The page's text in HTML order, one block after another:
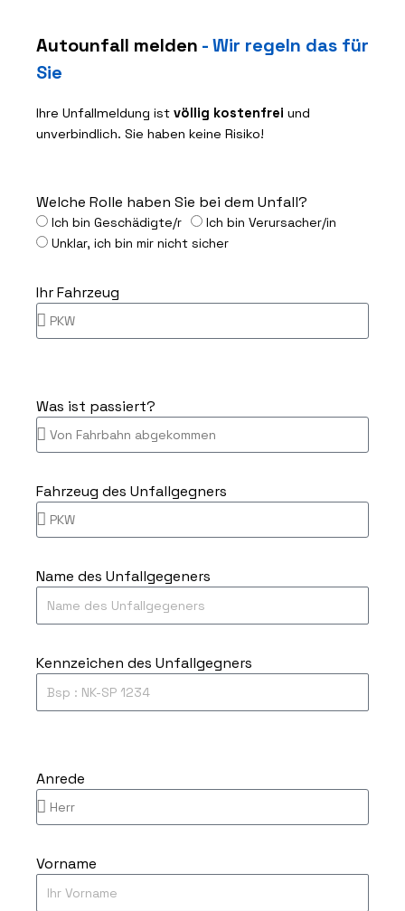
Autounfall melden - Wir regeln das für
Sie
Ihre Unfallmeldung ist völlig kostenfrei und
unverbindlich. Sie haben keine Risiko!
Welche Rolle haben Sie bei dem Unfall?
Ich bin Geschädigte/r
Ich bin Verursacher/in
Unklar, ich bin mir nicht sicher
Ihr Fahrzeug
Was ist passiert?
Fahrzeug des Unfallgegners
Name des Unfallgegeners
Kennzeichen des Unfallgegners
Anrede
Vorname